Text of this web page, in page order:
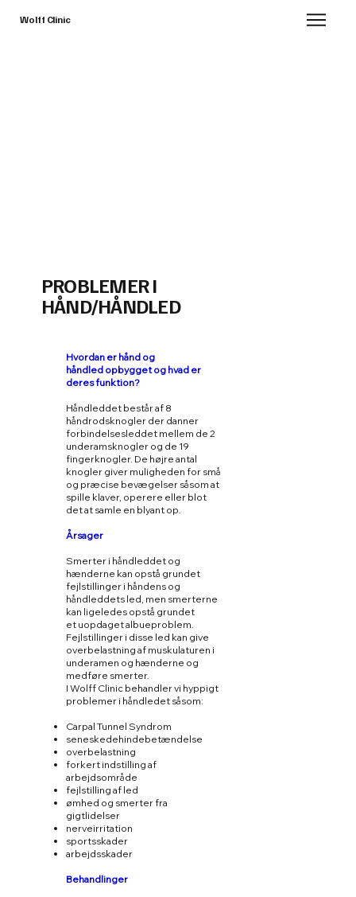
Wolff Clinic
PROBLEMER I
HÅND/HÅNDLED
Hvordan er hånd og
håndled opbygget og hvad er
deres funktion?
Håndleddet består af 8
håndrodsknogler der danner
forbindelsesleddet mellem de 2
underamsknogler og de 19
fingerknogler. De højre antal
knogler giver muligheden for små
og præcise bevægelser såsom at
spille klaver, operere eller blot
det at samle en blyant op.
Årsager
Smerter i håndleddet og
hænderne kan opstå grundet
fejlstillinger i håndens og
håndleddets led, men smerterne
kan ligeledes opstå grundet
et uopdaget albueproblem.
Fejlstillinger i disse led kan give
overbelastning af muskulaturen i
underamen og hænderne og
medføre smerter.
I Wolff Clinic behandler vi hyppigt
problemer i håndledet såsom:
Carpal Tunnel Syndrom
seneskedehindebetændelse
overbelastning
forkert indstilling af
arbejdsområde
fejlstilling af led
ømhed og smerter fra
gigtlidelser
nerveirritation
sportsskader
arbejdsskader
Behandlinger